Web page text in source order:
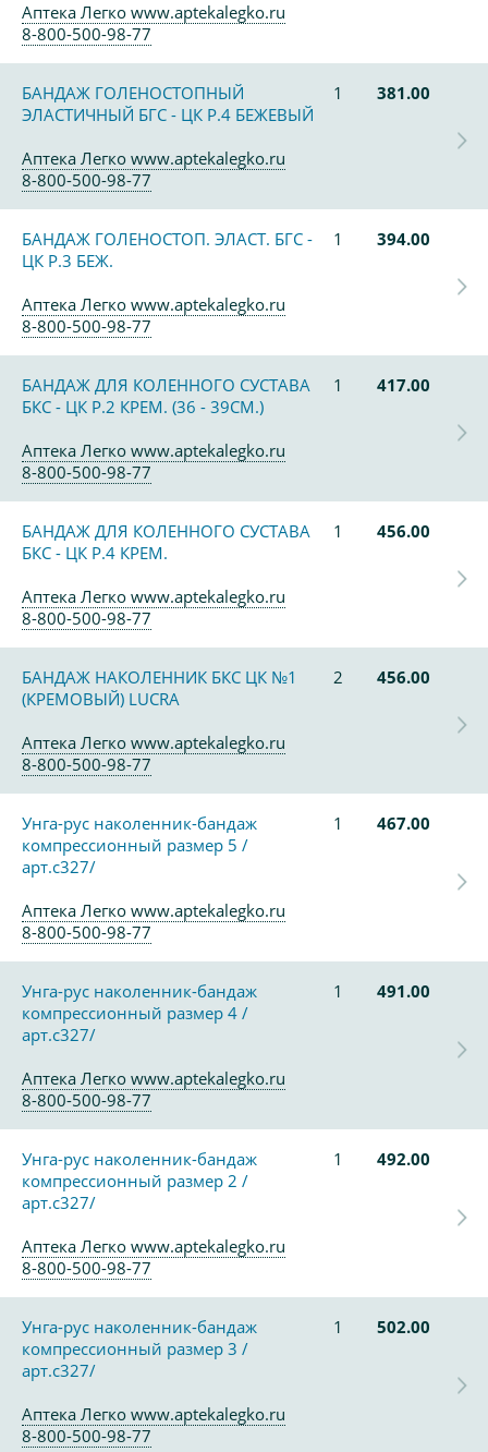
Аптека Легко www.aptekalegko.ru
8-800-500-98-77
БАНДАЖ ГОЛЕНОСТОПНЫЙ
ЭЛАСТИЧНЫЙ БГС - ЦК Р.4 БЕЖЕВЫЙ
1 381.00
Аптека Легко www.aptekalegko.ru
8-800-500-98-77
БАНДАЖ ГОЛЕНОСТОП. ЭЛАСТ. БГС -
ЦК Р.3 БЕЖ.
1 394.00
Аптека Легко www.aptekalegko.ru
8-800-500-98-77
БАНДАЖ ДЛЯ КОЛЕННОГО СУСТАВА
БКС - ЦК Р.2 КРЕМ. (36 - 39СМ.)
1 417.00
Аптека Легко www.aptekalegko.ru
8-800-500-98-77
БАНДАЖ ДЛЯ КОЛЕННОГО СУСТАВА
БКС - ЦК Р.4 КРЕМ.
1 456.00
Аптека Легко www.aptekalegko.ru
8-800-500-98-77
БАНДАЖ НАКОЛЕННИК БКС ЦК №1
(КРЕМОВЫЙ) LUCRA
2 456.00
Аптека Легко www.aptekalegko.ru
8-800-500-98-77
Унга-рус наколенник-бандаж
компрессионный размер 5 /
арт.с327/
1 467.00
Аптека Легко www.aptekalegko.ru
8-800-500-98-77
Унга-рус наколенник-бандаж
компрессионный размер 4 /
арт.с327/
1 491.00
Аптека Легко www.aptekalegko.ru
8-800-500-98-77
Унга-рус наколенник-бандаж
компрессионный размер 2 /
арт.с327/
1 492.00
Аптека Легко www.aptekalegko.ru
8-800-500-98-77
Унга-рус наколенник-бандаж
компрессионный размер 3 /
арт.с327/
1 502.00
Аптека Легко www.aptekalegko.ru
8-800-500-98-77